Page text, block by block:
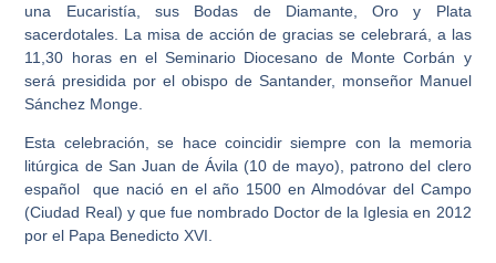
una Eucaristía, sus Bodas de Diamante, Oro y Plata
sacerdotales. La misa de acción de gracias se celebrará, a las
11,30 horas en el Seminario Diocesano de Monte Corbán y
será presidida por el obispo de Santander, monseñor Manuel
Sánchez Monge.
Esta celebración, se hace coincidir siempre con la memoria
litúrgica de San Juan de Ávila (10 de mayo), patrono del clero
español que nació en el año 1500 en Almodóvar del Campo
(Ciudad Real) y que fue nombrado Doctor de la Iglesia en 2012
por el Papa Benedicto XVI.